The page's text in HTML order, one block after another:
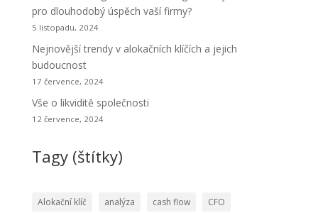
pro dlouhodobý úspěch vaší firmy?
5 listopadu, 2024
Nejnovější trendy v alokačních klíčích a jejich
budoucnost
17 července, 2024
Vše o likviditě společnosti
12 července, 2024
Tagy (štítky)
Alokační klíč analýza cash flow CFO